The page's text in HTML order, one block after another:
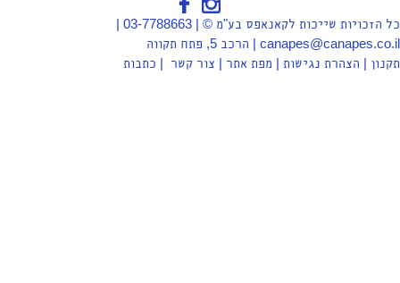
כל הזכויות שייכות לקאנאפס בע"מ © | 03-7788663 |
canapes@canapes.co.il | הרכב 5, פתח תקווה
תקנון | הצהרת נגישות | מפת אתר | צור קשר | כתבות